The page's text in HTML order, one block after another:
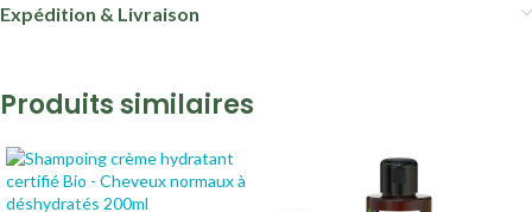
Expédition & Livraison
Produits similaires